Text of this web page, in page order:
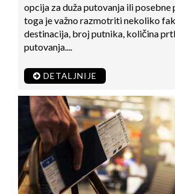
opcija za duža putovanja ili
toga je važno razmotriti nekoliko
destinacija, broj putnika, količina
putovanja....
DETALJNIJE